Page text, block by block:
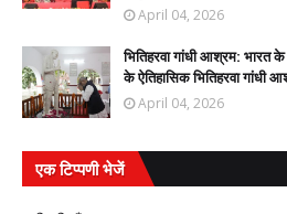
April 04, 2026
भितिहरवा गांधी आश्रम: भारत
के ऐतिहासिक भितिहरवा गांधी
April 04, 2026
एक टिप्पणी भेजें